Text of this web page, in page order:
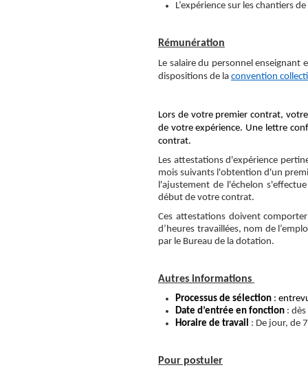
L’expérience sur les chantiers
Rémunération
Le salaire du personnel
dispositions de la convention
Lors de votre premier contrat,
de votre expérience. Une lettre
contrat.
Les attestations d'expérience
mois suivants l'obtention d'un
l'ajustement de l'échelon
début de votre contrat.
Ces attestations doivent
d’heures travaillées, nom de
par le Bureau de la dotation.
Autres informations
Processus de sélection :
Date d’entrée en fonction :
Horaire de travail : De jour, de
Pour postuler